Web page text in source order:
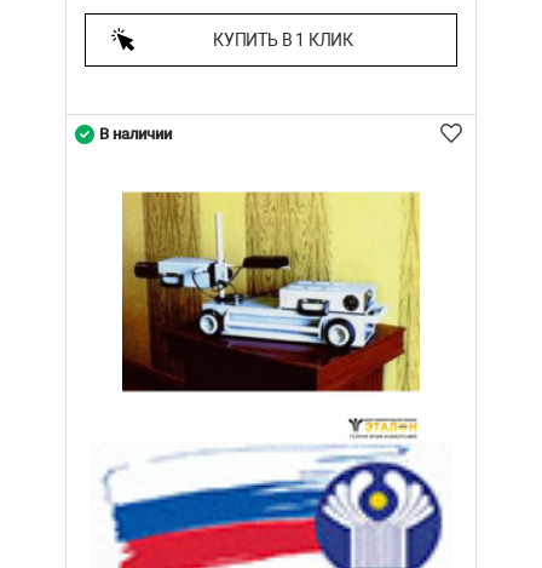
КУПИТЬ В 1 КЛИК
В наличии